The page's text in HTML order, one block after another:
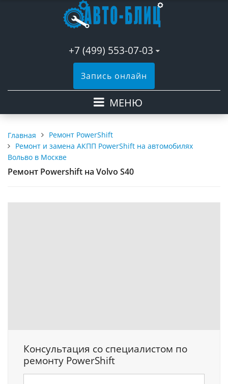
+7 (499) 553-07-03
Запись онлайн
МЕНЮ
Главная
Ремонт PowerShift
Ремонт и замена АКПП PowerShift на автомобилях
Вольво в Москве
Ремонт Powershift на Volvo S40
Консультация со специалистом по
ремонту PowerShift